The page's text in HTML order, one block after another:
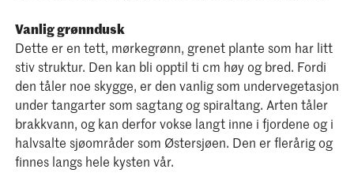
Vanlig grønndusk
Dette er en tett, mørkegrønn, grenet plante som har litt
stiv struktur. Den kan bli opptil ti cm høy og bred. Fordi
den tåler noe skygge, er den vanlig som undervegetasjon
under tangarter som sagtang og spiraltang. Arten tåler
brakkvann, og kan derfor vokse langt inne i fjordene og i
halvsalte sjøområder som Østersjøen. Den er flerårig og
finnes langs hele kysten vår.